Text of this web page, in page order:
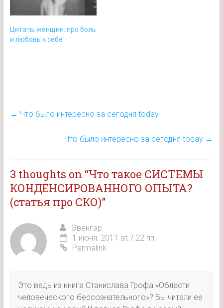
различных периодов
жизни человека,
эмоциональным зарядом
одного и того же
Цитаты женщин: про боль
и любовь к себе
← Что было интересно за сегодня today
Что было интересно за сегодня today →
3 thoughts on “Что такое СИСТЕМЫ
КОНДЕНСИРОВАННОГО ОПЫТА?
(статья про СКО)”
Эвенгар
1 июня, 2011 at 7:22 пп
Permalink
Это ведь из книга Станислава Грофа «Области
человеческого бессознательного»? Вы читали ее